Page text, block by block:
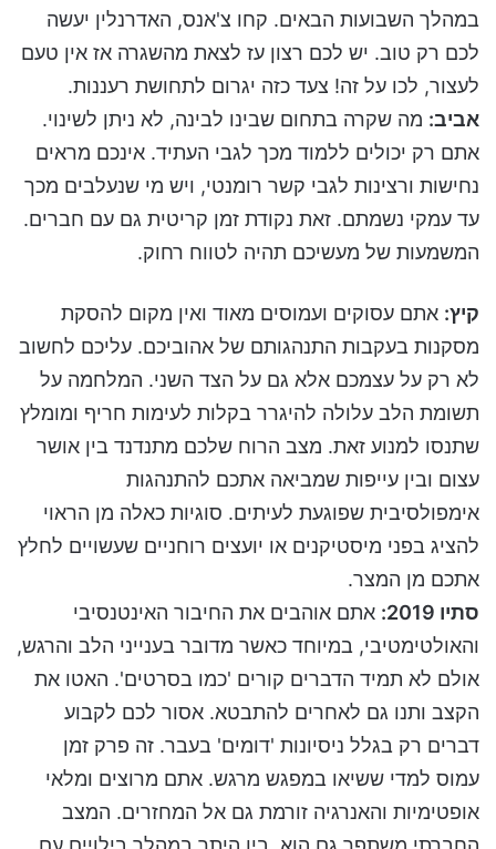
במהלך השבועות הבאים. קחו צ'אנס, האדרנלין יעשה
לכם רק טוב. יש לכם רצון עז לצאת מהשגרה אז אין טעם
לעצור, לכו על זה! צעד כזה יגרום לתחושת רעננות.
אביב: מה שקרה בתחום שבינו לבינה, לא ניתן לשינוי.
אתם רק יכולים ללמוד מכך לגבי העתיד. אינכם מראים
נחישות ורצינות לגבי קשר רומנטי, ויש מי שנעלבים מכך
עד עמקי נשמתם. זאת נקודת זמן קריטית גם עם חברים.
המשמעות של מעשיכם תהיה לטווח רחוק.
קיץ: אתם עסוקים ועמוסים מאוד ואין מקום להסקת
מסקנות בעקבות התנהגותם של אהוביכם. עליכם לחשוב
לא רק על עצמכם אלא גם על הצד השני. המלחמה על
תשומת הלב עלולה להיגרר בקלות לעימות חריף ומומלץ
שתנסו למנוע זאת. מצב הרוח שלכם מתנדנד בין אושר
עצום ובין עייפות שמביאה אתכם להתנהגות
אימפולסיבית שפוגעת לעיתים. סוגיות כאלה מן הראוי
להציג בפני מיסטיקנים או יועצים רוחניים שעשויים לחלץ
אתכם מן המצר.
סתיו 2019:
אתם אוהבים את החיבור האינטנסיבי
והאולטימטיבי, במיוחד כאשר מדובר בענייני הלב והרגש,
אולם לא תמיד הדברים קורים 'כמו בסרטים'. האטו את
הקצב ותנו גם לאחרים להתבטא. אסור לכם לקבוע
דברים רק בגלל ניסיונות 'דומים' בעבר. זה פרק זמן
עמוס למדי ששיאו במפגש מרגש. אתם מרוצים ומלאי
אופטימיות והאנרגיה זורמת גם אל המחזרים. המצב